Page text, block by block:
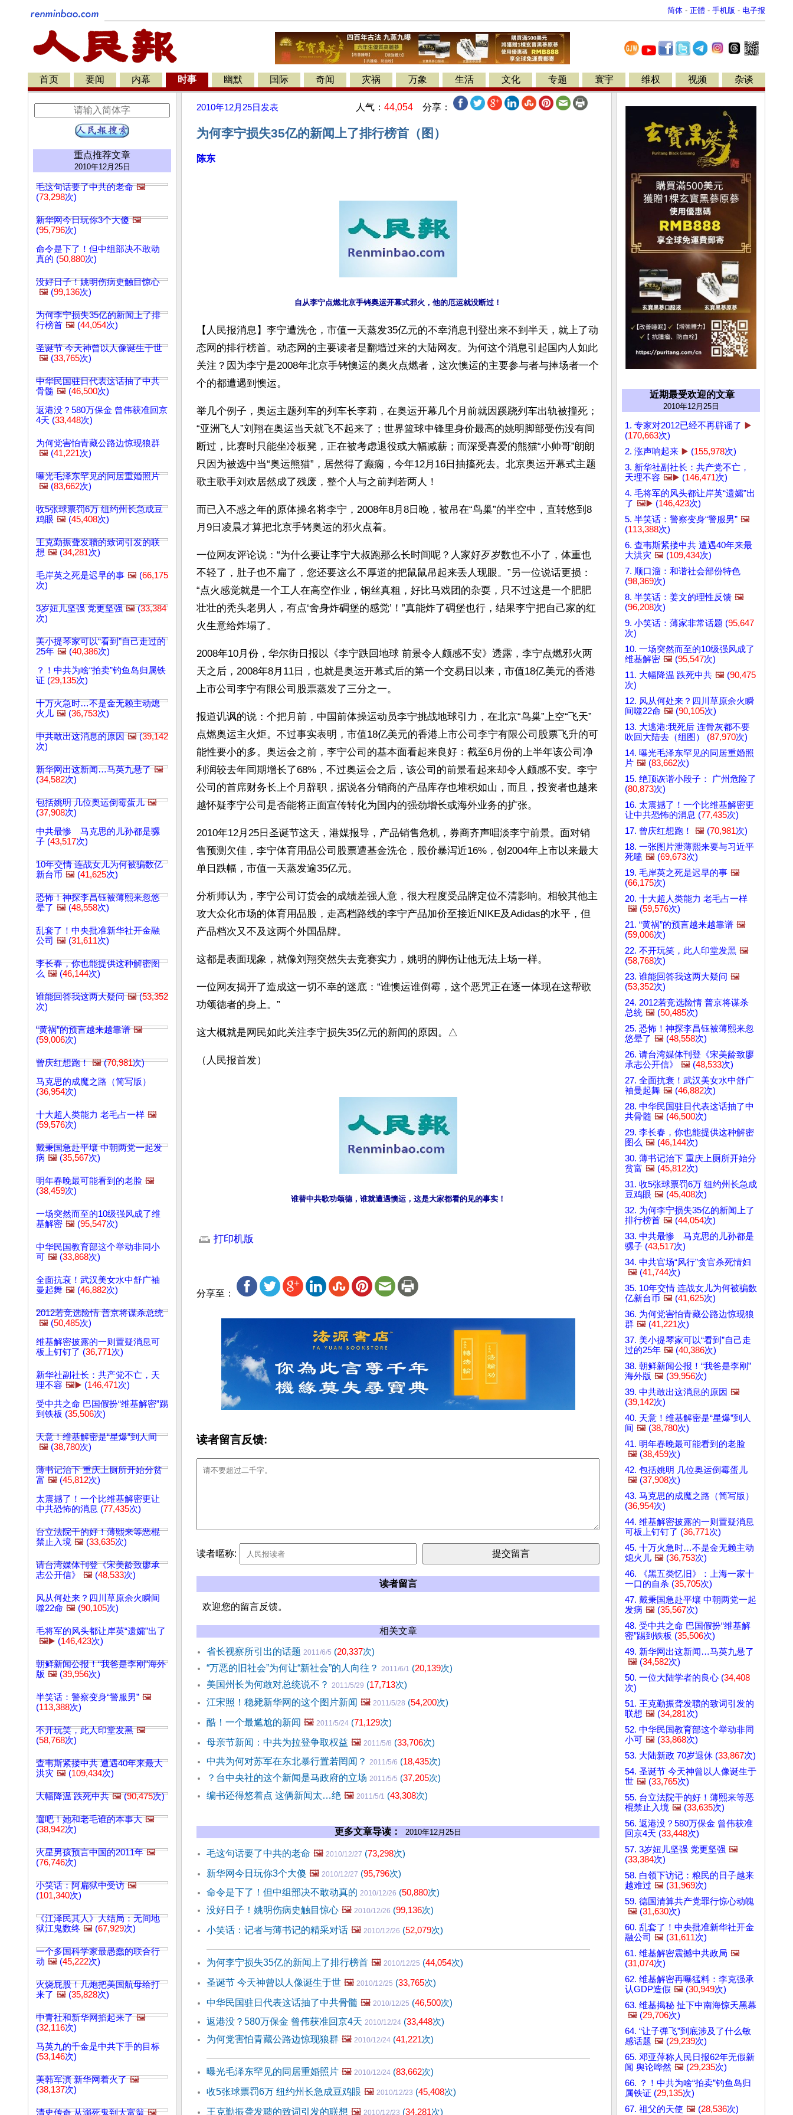
简体 - 正體 - 手机版 - 电子报
首页 要闻 内幕 时事 幽默 国际 奇闻 灾祸 万象 生活 文化 专题 寰宇 维权 视频 杂谈
重点推荐文章
2010年12月25日
毛这句话要了中共的老命 🖼️
(73,298次)
新华网今日玩你3个大傻 🖼️
(95,796次)
命令是下了！但中组部决不敢动
真的 (50,880次)
没好日子！姚明伤病史触目惊心
🖼️ (99,136次)
为何李宁损失35亿的新闻上了排
行榜首 🖼️ (44,054次)
圣诞节 今天神曾以人像诞生于世
🖼️ (33,765次)
中华民国驻日代表这话抽了中共
骨髓 🖼️ (46,500次)
返港没？580万保金 曾伟获准回京
4天 (33,448次)
为何党害怕青藏公路边惊现狼群
🖼️ (41,221次)
曝光毛泽东罕见的同居重婚照片
🖼️ (83,662次)
收5张球票罚6万 纽约州长急成豆
鸡眼 🖼️ (45,408次)
王克勤振聋发聩的致词引发的联
想 🖼️ (34,281次)
毛岸英之死是迟早的事 🖼️ (66,175
次)
3岁妞儿坚强 党更坚强 🖼️(33,384
次)
美小提琴家可以“看到”自己走过的
25年 🖼️ (40,386次)
？！中共为啥“拍卖”钓鱼岛归属铁
证 (29,135次)
十万火急时…不是金无赖主动熄
火儿 🖼️ (36,753次)
中共敢出这消息的原因 🖼️(39,142
次)
新华网出这新闻…马英九悬了 🖼️
(34,582次)
包括姚明 几位奥运倒霉蛋儿 🖼️
(37,908次)
中共最惨 马克思的儿孙都是骡
子 (43,517次)
10年交情 连战女儿为何被骗数亿
新台币 🖼️ (41,625次)
恐怖！神探李昌钰被薄熙来忽悠
晕了 🖼️ (48,558次)
乱套了！中央批准新华社开金融
公司 🖼️ (31,611次)
李长春，你也能提供这种解密图
么 🖼️ (46,144次)
谁能回答我这两大疑问 🖼️(53,352
次)
“黄祸”的预言越来越靠谱 🖼️
(59,006次)
曾庆红想跑！ 🖼️(70,981次)
马克思的成魔之路（简写版）
(36,954次)
十大超人类能力 老毛占一样 🖼️
(59,576次)
戴秉国急赴平壤 中朝两党一起发
病 🖼️ (35,567次)
明年春晚最可能看到的老脸 🖼️
(38,459次)
一场突然而至的10级强风成了维
基解密 🖼️ (95,547次)
中华民国教育部这个举动非同小
可 🖼️ (33,868次)
全面抗衰！武汉美女水中舒广袖
曼起舞 🖼️ (46,882次)
2012若竞选险情 普京将谋杀总统
🖼️ (50,485次)
维基解密披露的一则置疑消息可
板上钉钉了 (36,771次)
新华社副社长：共产党不亡，天
理不容 🖼️▶️ (146,471次)
受中共之命 巴国假扮“维基解密”踢
到铁板 (35,506次)
天意！维基解密是“星爆”到人间
🖼️ (38,780次)
薄书记治下 重庆上厕所开始分贫
富 🖼️ (45,812次)
太震撼了！一个比维基解密更让
中共恐怖的消息 (77,435次)
台立法院干的好！薄熙来等恶棍
禁止入境 🖼️ (33,635次)
请台湾媒体刊登《宋美龄致廖承
志公开信》
🖼️ (48,533次)
风从何处来？四川草原余火瞬间
噬22命 🖼️ (90,105次)
毛将军的风头都让岸英“遗孀”出了
🖼️▶️ (146,423次)
朝鲜新闻公报！“我爸是李刚”海外
版 🖼️ (39,956次)
半笑话：警察变身“警服男” 🖼️
(113,388次)
不开玩笑，此人印堂发黑 🖼️
(58,768次)
查韦斯紧搂中共 遭遇40年来最大
洪灾 🖼️ (109,434次)
大幅降温 跌死中共 🖼️(90,475次)
遛吧！她和老毛谁的本事大 🖼️
(38,942次)
火星男孩预言中国的2011年 🖼️
(76,746次)
小笑话：阿扁狱中受访 🖼️
(101,340次)
《江泽民其人》大结局：无间地
狱江鬼数终 🖼️ (67,929次)
一个多国科学家最愚蠢的联合行
动 🖼️ (45,222次)
火烧屁股！几炮把美国航母给打
来了 🖼️ (35,828次)
中青社和新华网掐起来了 🖼️
(32,116次)
马英九的千金是中共下手的目标
(53,146次)
美韩军演 新华网着火了 🖼️
(38,137次)
清史传奇 从溺死鬼到大富翁 🖼️
2010年12月25日 发表 人气： 44,054 分享：
为何李宁损失35亿的新闻上了排行榜首（图）
陈东
自从李宁点燃北京手铐奥运开幕式邪火，他的厄运就没断过！
【人民报消息】李宁遭洗仓，市值一天蒸发35亿元的不幸消息刊登出来不到半天，就上了动
态网的排行榜首。动态网的主要读者是翻墙过来的大陆网友。为何这个消息引起国内人如此
关注？因为李宁是2008年北京手铐懊运的奥火点燃者，这次懊运的主要参与者与捧场者一个
个的都遭遇到懊运。
举几个例子，奥运主题列车的列车长李莉，在奥运开幕几个月前就因蹊跷列车出轨被撞死；
“亚洲飞人”刘翔在奥运当天就飞不起来了；世界篮球中锋里身价最高的姚明脚部受伤没有间
断过，比赛时只能坐冷板凳，正在被考虑退役或大幅减薪；而深受喜爱的熊猫“小帅哥”朗朗
只因为被选中当“奥运熊猫”，居然得了癫痫，今年12月16日抽搐死去。北京奥运开幕式主题
歌主歌手刘欢居然成了残废，整个人与之前判若两人！
而已入不惑之年的原体操名将李宁，2008年8月8日晚，被吊在“鸟巢”的半空中，直转悠到8
月9日凌晨才算把北京手铐奥运的邪火点着。
一位网友评论说：“为什么要让李宁大叔跑那么长时间呢？人家好歹岁数也不小了，体重也
不轻了，肚子也不扁了，您还要这么不厚道的把鼠鼠吊起来丢人现眼。”另一位说话更损：
“点火感觉就是一个工人在高空作业，钢丝真粗，好比马戏团的杂耍，只不过这是一个肥肥
壮壮的秃头老男人，有点‘舍身炸碉堡的感觉’！”真能炸了碉堡也行，结果李宁把自己家的红
火生意给炸塌了。
2008年10月份，华尔街日报以《李宁跌回地球 前景令人颇感不安》透露，李宁点燃邪火两
天之后，2008年8月11日，也就是奥运开幕式后的第一个交易日以来，市值18亿美元的香港
上市公司李宁有限公司股票蒸发了三分之一。
报道讥讽的说：个把月前，中国前体操运动员李宁挑战地球引力，在北京“鸟巢”上空“飞天”
点燃奥运主火炬。不过事实表明，市值18亿美元的香港上市公司李宁有限公司股票飞升的可
能性要小的多。奥运会之前，李宁公司的基本面看起来良好：截至6月份的上半年该公司净
利润较去年同期增长了68%，不过奥运会之后，该公司的前景看起来却令人颇感不安。李宁
公司的首席财务长上个月辞职，据说各分销商的产品库存也堆积如山，而且，投资者也越来
越怀疑李宁公司是否能将正面宣传转化为国内的强劲增长或海外业务的扩张。
2010年12月25日圣诞节这天，港媒报导，产品销售危机，券商齐声唱淡李宁前景。面对销
售预测欠佳，李宁体育用品公司股票遭基金洗仓，股价暴泻近16%，创2004年上市以来最大
单日跌幅，市值一天蒸发逾35亿元。
分析师认为，李宁公司订货会的成绩差强人意，很大程度受品牌定位不清影响。相较其他主
攻大众化市场的体育用品股，走高档路线的李宁产品加价至接近NIKE及Adidas的水平，但
产品档次又不及这两个外国品牌。
这都是表面现象，就像刘翔突然失去竞赛实力，姚明的脚伤让他无法上场一样。
一位网友揭开了造成这一切不幸的迷底：“谁懊运谁倒霉，这个恶咒正在逐一体现在这帮歌
功颂德者的身上。”
这大概就是网民如此关注李宁损失35亿元的新闻的原因。△
（人民报首发）
谁替中共歌功颂德，谁就遭遇懊运，这是大家都看的见的事实！
打印机版
分享至：
读者留言反馈:
读者暱称:
读者留言
欢迎您的留言反馈。
相关文章
省长视察所引出的话题 2011/6/5 (20,337次)
“万恶的旧社会”为何让“新社会”的人向往？ 2011/6/1 (20,139次)
美国州长为何敢对总统说不？ 2011/5/29 (17,713次)
江宋照！稳毙新华网的这个图片新闻 🖼️ 2011/5/28 (54,200次)
酷！一个最尴尬的新闻 🖼️ 2011/5/24 (71,129次)
母亲节新闻：中共为拉登争取权益 🖼️ 2011/5/8 (33,706次)
中共为何对苏军在东北暴行置若罔闻？ 2011/5/6 (18,435次)
？台中央社的这个新闻是马政府的立场 2011/5/5 (37,205次)
编书还得悠着点 这俩新闻太…绝 🖼️ 2011/5/1 (43,308次)
更多文章导读： 2010年12月25日
毛这句话要了中共的老命 🖼️ 2010/12/27 (73,298次)
新华网今日玩你3个大傻 🖼️ 2010/12/27 (95,796次)
命令是下了！但中组部决不敢动真的 2010/12/26 (50,880次)
没好日子！姚明伤病史触目惊心 🖼️ 2010/12/26 (99,136次)
小笑话：记者与薄书记的精采对话 🖼️ 2010/12/26 (52,079次)
为何李宁损失35亿的新闻上了排行榜首 🖼️ 2010/12/25 (44,054次)
圣诞节 今天神曾以人像诞生于世 🖼️ 2010/12/25 (33,765次)
中华民国驻日代表这话抽了中共骨髓 🖼️ 2010/12/25 (46,500次)
返港没？580万保金 曾伟获准回京4天 2010/12/24 (33,448次)
为何党害怕青藏公路边惊现狼群 🖼️ 2010/12/24 (41,221次)
曝光毛泽东罕见的同居重婚照片 🖼️ 2010/12/24 (83,662次)
收5张球票罚6万 纽约州长急成豆鸡眼 🖼️ 2010/12/23 (45,408次)
王克勤振聋发聩的致词引发的联想 🖼️ 2010/12/23 (34,281次)
近期最受欢迎的文章
2010年12月25日
1. 专家对2012已经不再辟谣了 ▶️
(170,663次)
2. 涨声响起来 ▶️ (155,978次)
3. 新华社副社长：共产党不亡，
天理不容 🖼️▶️ (146,471次)
4. 毛将军的风头都让岸英“遗孀”出
了 🖼️▶️ (146,423次)
5. 半笑话：警察变身“警服男” 🖼️
(113,388次)
6. 查韦斯紧搂中共 遭遇40年来最
大洪灾 🖼️ (109,434次)
7. 顺口溜：和谐社会部份特色
(98,369次)
8. 半笑话：姜文的理性反馈 🖼️
(96,208次)
9. 小笑话：薄家非常话题 (95,647
次)
10. 一场突然而至的10级强风成了
维基解密 🖼️ (95,547次)
11. 大幅降温 跌死中共 🖼️ (90,475
次)
12. 风从何处来？四川草原余火瞬
间噬22命 🖼️ (90,105次)
13. 大逃港:我死后 连骨灰都不要
吹回大陆去（组图） (87,970次)
14. 曝光毛泽东罕见的同居重婚照
片 🖼️ (83,662次)
15. 绝顶诙谐小段子： 广州危险了
(80,873次)
16. 太震撼了！一个比维基解密更
让中共恐怖的消息 (77,435次)
17. 曾庆红想跑！
🖼️ (70,981次)
18. 一张图片泄薄熙来要与习近平
死嗑 🖼️ (69,673次)
19. 毛岸英之死是迟早的事 🖼️
(66,175次)
20. 十大超人类能力 老毛占一样
🖼️ (59,576次)
21. “黄祸”的预言越来越靠谱 🖼️
(59,006次)
22. 不开玩笑，此人印堂发黑 🖼️
(58,768次)
23. 谁能回答我这两大疑问 🖼️
(53,352次)
24. 2012若竞选险情 普京将谋杀
总统 🖼️ (50,485次)
25. 恐怖！神探李昌钰被薄熙来忽
悠晕了 🖼️ (48,558次)
26. 请台湾媒体刊登《宋美龄致廖
承志公开信》
🖼️ (48,533次)
27. 全面抗衰！武汉美女水中舒广
袖曼起舞 🖼️ (46,882次)
28. 中华民国驻日代表这话抽了中
共骨髓 🖼️ (46,500次)
29. 李长春，你也能提供这种解密
图么 🖼️ (46,144次)
30. 薄书记治下 重庆上厕所开始分
贫富 🖼️ (45,812次)
31. 收5张球票罚6万 纽约州长急成
豆鸡眼 🖼️ (45,408次)
32. 为何李宁损失35亿的新闻上了
排行榜首 🖼️ (44,054次)
33. 中共最惨 马克思的儿孙都是
骡子 (43,517次)
34. 中共官场“风行”贪官杀死情妇
🖼️ (41,744次)
35. 10年交情 连战女儿为何被骗数
亿新台币 🖼️ (41,625次)
36. 为何党害怕青藏公路边惊现狼
群 🖼️ (41,221次)
37. 美小提琴家可以“看到”自己走
过的25年 🖼️ (40,386次)
38. 朝鲜新闻公报！“我爸是李刚”
海外版 🖼️ (39,956次)
39. 中共敢出这消息的原因 🖼️
(39,142次)
40. 天意！维基解密是“星爆”到人
间 🖼️ (38,780次)
41. 明年春晚最可能看到的老脸
🖼️ (38,459次)
42. 包括姚明 几位奥运倒霉蛋儿
🖼️ (37,908次)
43. 马克思的成魔之路（简写版）
(36,954次)
44. 维基解密披露的一则置疑消息
可板上钉钉了 (36,771次)
45. 十万火急时…不是金无赖主动
熄火儿 🖼️ (36,753次)
46. 《黑五类忆旧》：上海一家十
一口的自杀 (35,705次)
47. 戴秉国急赴平壤 中朝两党一起
发病 🖼️ (35,567次)
48. 受中共之命 巴国假扮“维基解
密”踢到铁板 (35,506次)
49. 新华网出这新闻…马英九悬了
🖼️ (34,582次)
50. 一位大陆学者的良心 (34,408
次)
51. 王克勤振聋发聩的致词引发的
联想 🖼️ (34,281次)
52. 中华民国教育部这个举动非同
小可 🖼️ (33,868次)
53. 大陆新政 70岁退休 (33,867次)
54. 圣诞节 今天神曾以人像诞生于
世 🖼️ (33,765次)
55. 台立法院干的好！薄熙来等恶
棍禁止入境 🖼️ (33,635次)
56. 返港没？580万保金 曾伟获准
回京4天 (33,448次)
57. 3岁妞儿坚强 党更坚强 🖼️
(33,384次)
58. 白领下访记：粮民的日子越来
越难过 🖼️ (31,969次)
59. 德国清算共产党罪行惊心动魄
🖼️ (31,630次)
60. 乱套了！中央批准新华社开金
融公司 🖼️ (31,611次)
61. 维基解密震撼中共政局 🖼️
(31,074次)
62. 维基解密再曝猛料：李克强承
认GDP造假 🖼️ (30,949次)
63. 维基揭秘 扯下中南海惊天黑幕
🖼️ (29,706次)
64. “让子弹飞”到底涉及了什么敏
感话题 🖼️ (29,239次)
65. 邓亚萍称人民日报62年无假新
闻 舆论哗然 🖼️ (29,235次)
66. ？！中共为啥“拍卖”钓鱼岛归
属铁证 (29,135次)
67. 祖父的天使 🖼️ (28,536次)